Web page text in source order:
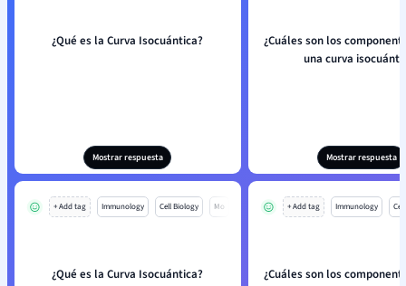
¿Qué es la Curva Isocuántica?
Mostrar respuesta
¿Cuáles son los
una curva
Mostrar respuesta
+ Add tag Immunology Cell Biology Mo
¿Qué es la Curva Isocuántica?
+ Add tag Immunology
¿Cuáles son los